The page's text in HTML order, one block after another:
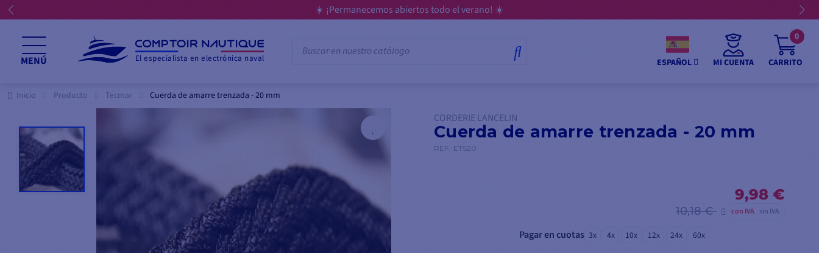
💳 Pague sus compras en 3, 4, 10 o 12 cuotas
MENÚ El especialista en electrónica naval ESPAÑOL MI CUENTA CARRITO
0
Inicio Producto Tecmar Cuerda de amarre trenzada - 20 mm
CORDERIE LANCELIN
Cuerda de amarre trenzada - 20 mm
REF. ETS20
9,98 €
10,18 € con IVA sin IVA
Pagar en cuotas 3x 4x 10x 12x 24x 60x